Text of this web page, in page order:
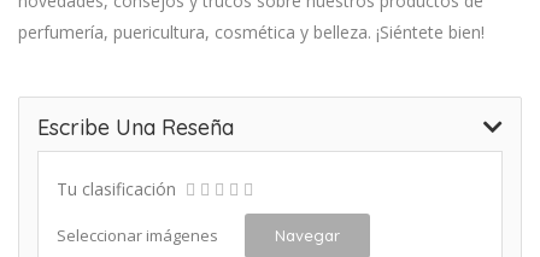
perfumería, puericultura, cosmética y belleza. ¡Siéntete bien!
Escribe Una Reseña
Tu clasificación
Seleccionar imágenes Navegar